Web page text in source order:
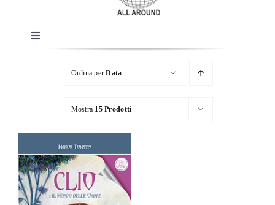
Toggle
Navigation
Chi siamo
Le Collane
Catalogo
Ordina perData
Mostra 15 Prodotti